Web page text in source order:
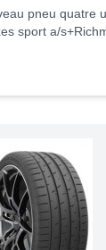
pneu quatre
sport a/